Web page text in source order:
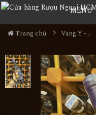
MENU
Trang chủ Vang Ý - Italia